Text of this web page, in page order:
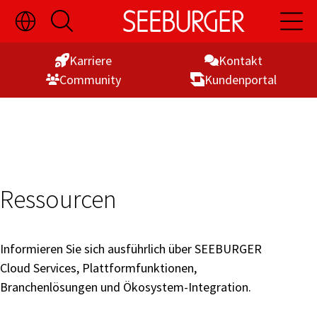
Skip
to
Sprachauswahl
ein-/ausblenden
Suche
öffnen
öffnen
Kontakt
Karriere
Kunden­portal
Commu­nity
Ressourcen
Informieren Sie sich ausführlich über SEEBURGER
Cloud Services, Plattformfunktionen,
Branchenlösungen und Ökosystem-Integration.